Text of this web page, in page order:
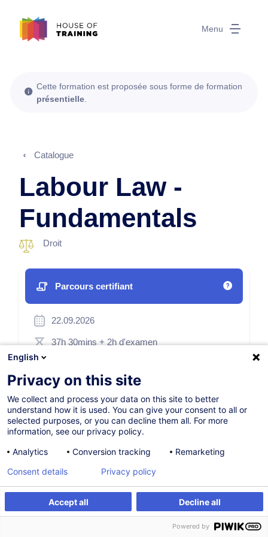
Menu
S'inscrire Formation sur mesure
Cette formation est proposée sous forme de formation
présentielle
Catalogue
Labour Law -
Fundamentals
Droit
Parcours certifiant
22.09.2026
37h 30mins+ 2h d'examen
Cours du soir
English (UK)
001503
550,00EUR (+3% TVA)
S'inscrire
Formation sur mesure
English
Privacy on this site
We collect and process your data on this site to better
understand how it is used. You can give your consent to all or
selected purposes, or you can decline them all. For more
information, see our privacy policy.
Analytics
Conversion tracking Remarketing
Accept all Decline all
Consent details Privacy policy
Powered by